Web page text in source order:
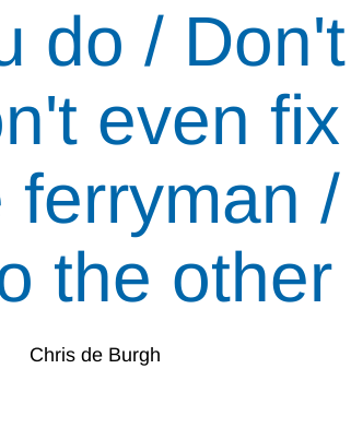
do /
even
the other
Chris de Burgh